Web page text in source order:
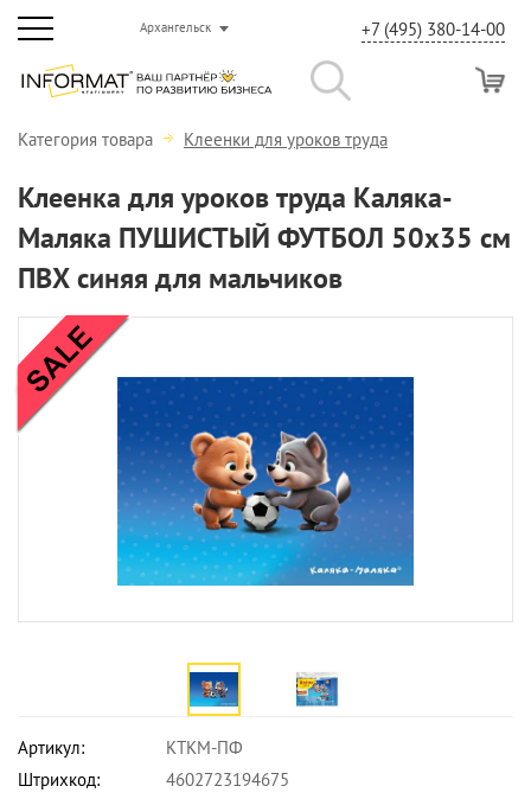
Архангельск +7 (495) 380-14-00
Категория товара Клеенки для уроков труда
Клеенка для уроков труда Каляка-
Маляка ПУШИСТЫЙ ФУТБОЛ 50х35 см
ПВХ синяя для мальчиков
Артикул:
КТКМ-ПФ
Штрихкод:
4602723194675